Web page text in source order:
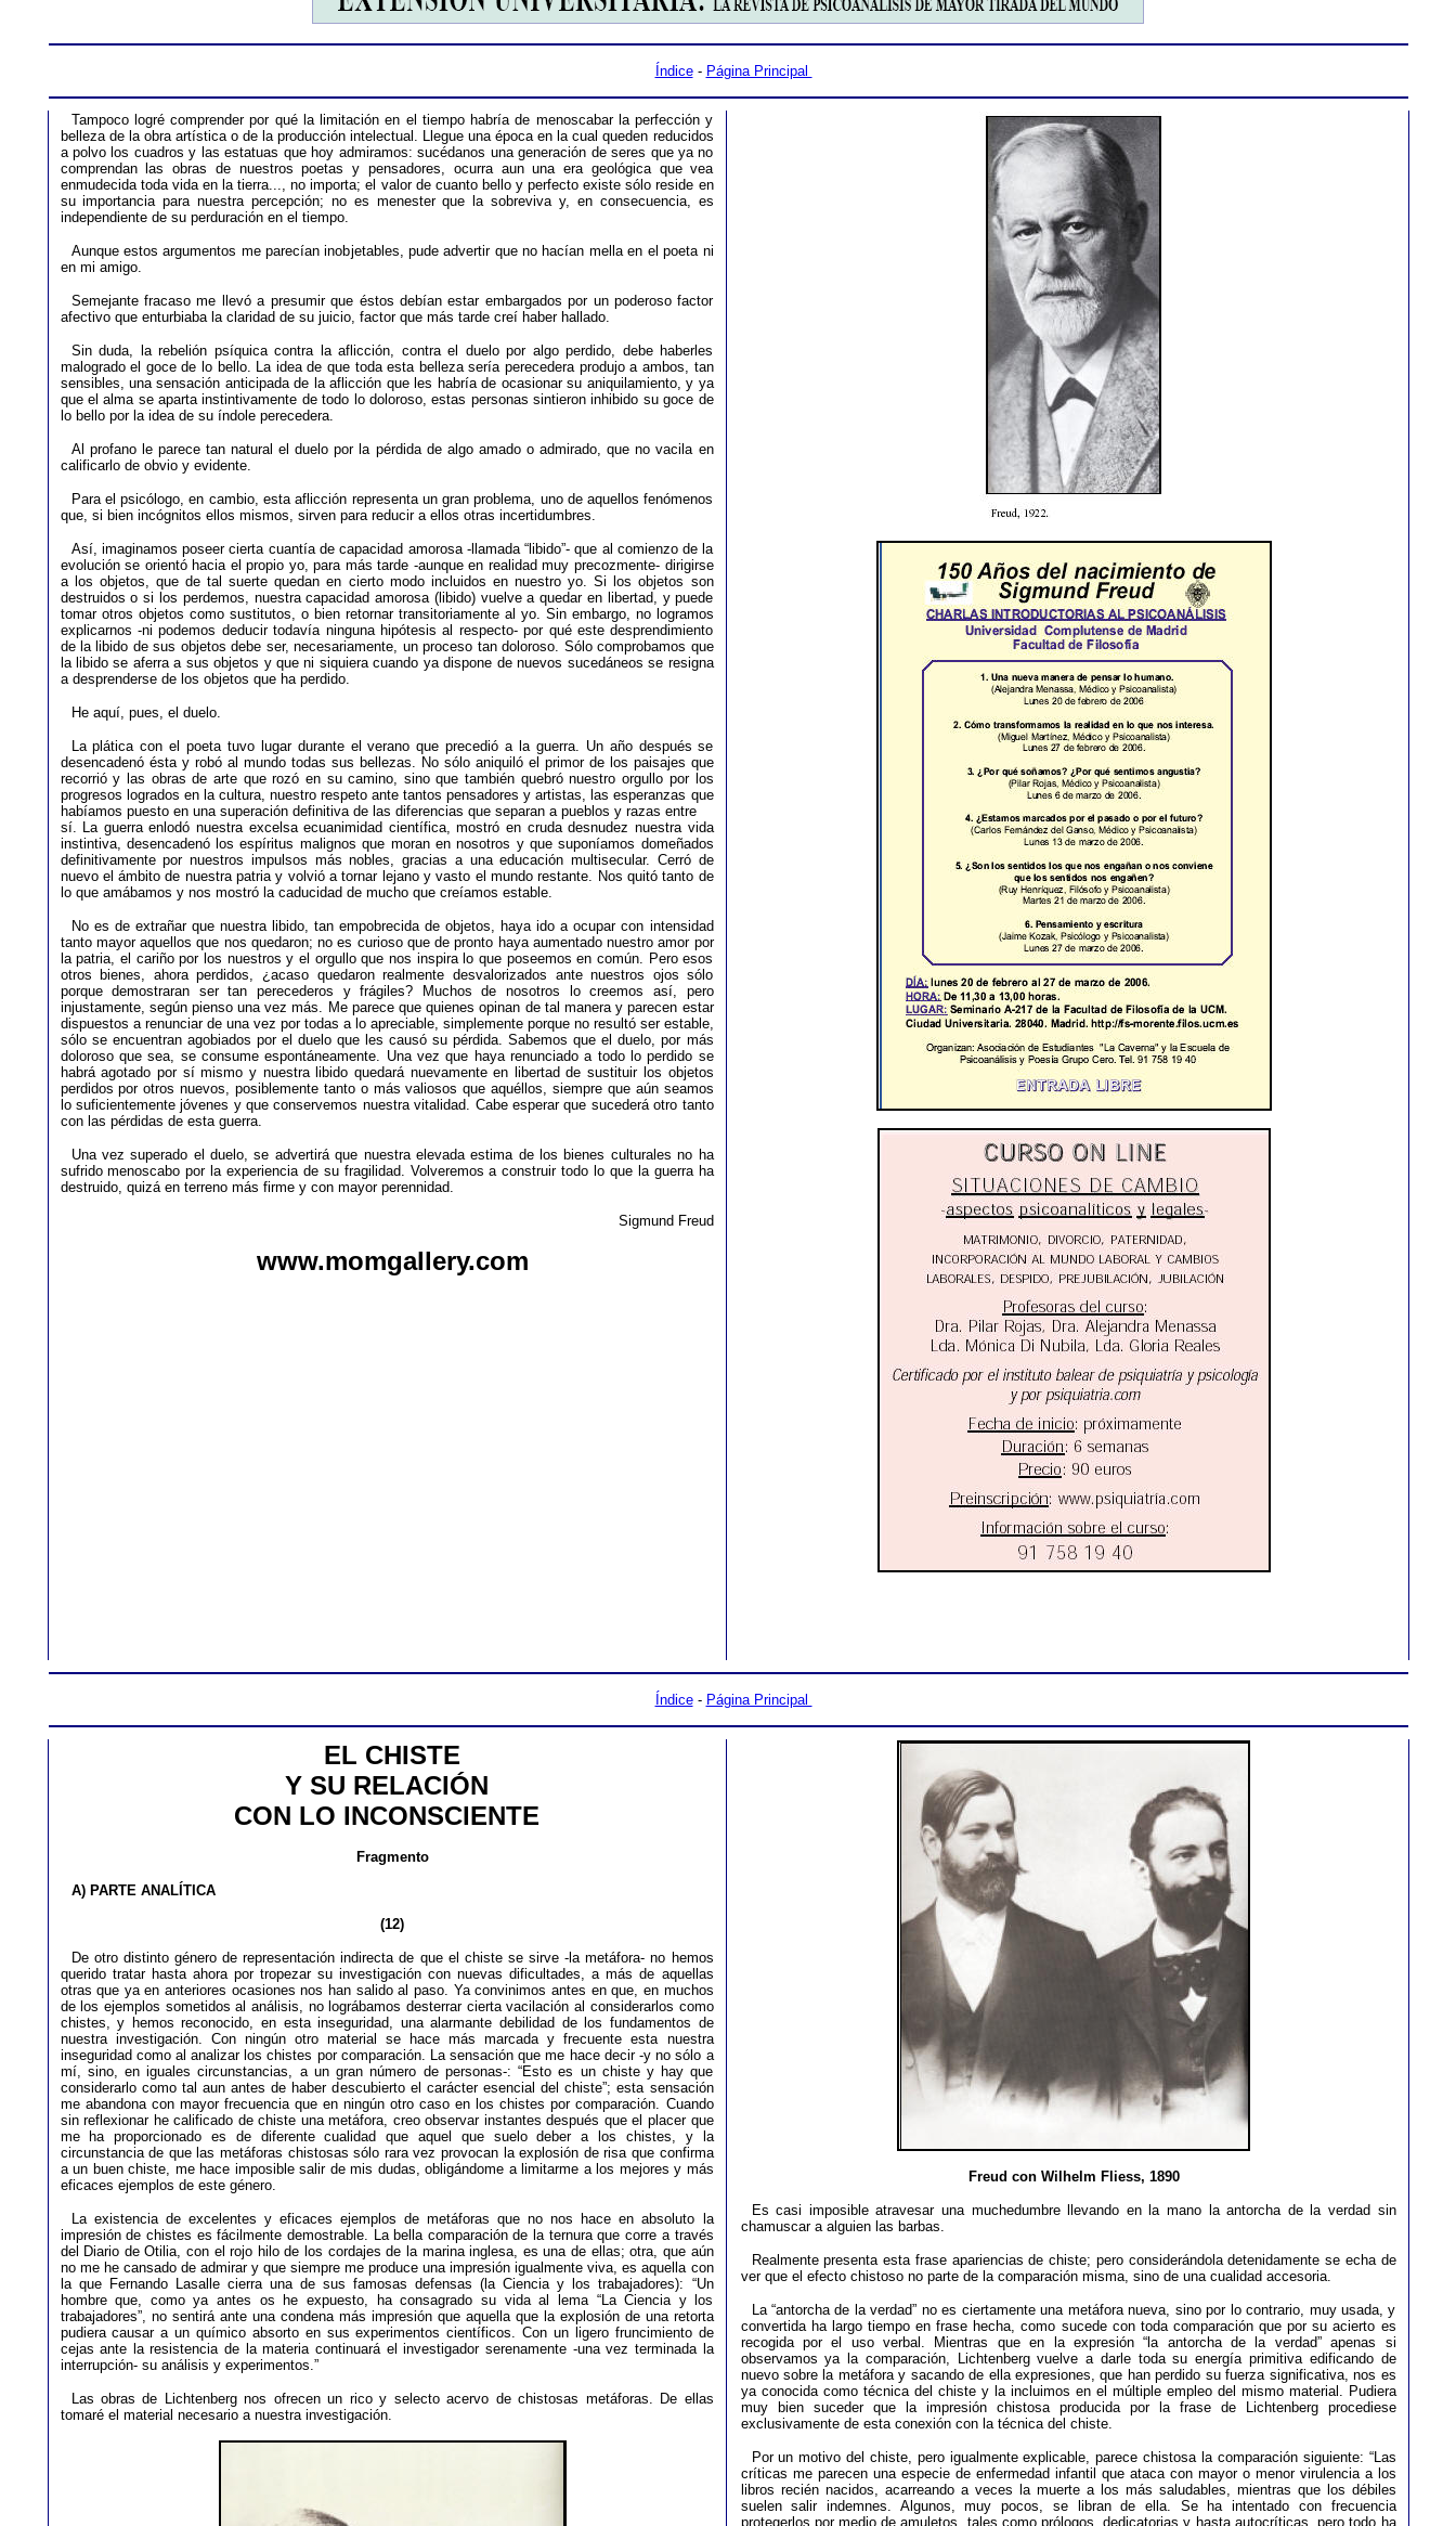
Índice- Página Principal
Tampoco logré comprender por qué la limitación en el tiempo habría de menoscabar la perfección y
belleza de la obra artística o de la producción intelectual. Llegue una época en la cual queden reducidos
a polvo los cuadros y las estatuas que hoy admiramos: sucédanos una generación de seres que ya no
comprendan las obras de nuestros poetas y pensadores, ocurra aun una era geológica que vea
enmudecida toda vida en la tierra..., no importa; el valor de cuanto bello y perfecto existe sólo reside en
su importancia para nuestra percepción; no es menester que la sobreviva y, en consecuencia, es
independiente de su perduración en el tiempo.
Aunque estos argumentos me parecían inobjetables, pude advertir que no hacían mella en el poeta ni
en mi amigo.
Semejante fracaso me llevó a presumir que éstos debían estar embargados por un poderoso factor
afectivo que enturbiaba la claridad de su juicio, factor que más tarde creí haber hallado.
Sin duda, la rebelión psíquica contra la aflicción, contra el duelo por algo perdido, debe haberles
malogrado el goce de lo bello. La idea de que toda esta belleza sería perecedera produjo a ambos, tan
sensibles, una sensación anticipada de la aflicción que les habría de ocasionar su aniquilamiento, y ya
que el alma se aparta instintivamente de todo lo doloroso, estas personas sintieron inhibido su goce de
lo bello por la idea de su índole perecedera.
Al profano le parece tan natural el duelo por la pérdida de algo amado o admirado, que no vacila en
calificarlo de obvio y evidente.
Para el psicólogo, en cambio, esta aflicción representa un gran problema, uno de aquellos fenómenos
que, si bien incógnitos ellos mismos, sirven para reducir a ellos otras incertidumbres.
Así, imaginamos poseer cierta cuantía de capacidad amorosa -llamada “libido”- que al comienzo de la
evolución se orientó hacia el propio yo, para más tarde -aunque en realidad muy precozmente- dirigirse
a los objetos, que de tal suerte quedan en cierto modo incluidos en nuestro yo. Si los objetos son
destruidos o si los perdemos, nuestra capacidad amorosa (libido) vuelve a quedar en libertad, y puede
tomar otros objetos como sustitutos, o bien retornar transitoriamente al yo. Sin embargo, no logramos
explicarnos -ni podemos deducir todavía ninguna hipótesis al respecto- por qué este desprendimiento
de la libido de sus objetos debe ser, necesariamente, un proceso tan doloroso. Sólo comprobamos que
la libido se aferra a sus objetos y que ni siquiera cuando ya dispone de nuevos sucedáneos se resigna
a desprenderse de los objetos que ha perdido.
He aquí, pues, el duelo.
La plática con el poeta tuvo lugar durante el verano que precedió a la guerra. Un año después se
desencadenó ésta y robó al mundo todas sus bellezas. No sólo aniquiló el primor de los paisajes que
recorrió y las obras de arte que rozó en su camino, sino que también quebró nuestro orgullo por los
progresos logrados en la cultura, nuestro respeto ante tantos pensadores y artistas, las esperanzas que
habíamos puesto en una superación definitiva de las diferencias que separan a pueblos y razas entre
sí. La guerra enlodó nuestra excelsa ecuanimidad científica, mostró en cruda desnudez nuestra vida
instintiva, desencadenó los espíritus malignos que moran en nosotros y que suponíamos domeñados
definitivamente por nuestros impulsos más nobles, gracias a una educación multisecular. Cerró de
nuevo el ámbito de nuestra patria y volvió a tornar lejano y vasto el mundo restante. Nos quitó tanto de
lo que amábamos y nos mostró la caducidad de mucho que creíamos estable.
No es de extrañar que nuestra libido, tan empobrecida de objetos, haya ido a ocupar con intensidad
tanto mayor aquellos que nos quedaron; no es curioso que de pronto haya aumentado nuestro amor por
la patria, el cariño por los nuestros y el orgullo que nos inspira lo que poseemos en común. Pero esos
otros bienes, ahora perdidos, ¿acaso quedaron realmente desvalorizados ante nuestros ojos sólo
porque demostraran ser tan perecederos y frágiles? Muchos de nosotros lo creemos así, pero
injustamente, según pienso una vez más. Me parece que quienes opinan de tal manera y parecen estar
dispuestos a renunciar de una vez por todas a lo apreciable, simplemente porque no resultó ser estable,
sólo se encuentran agobiados por el duelo que les causó su pérdida. Sabemos que el duelo, por más
doloroso que sea, se consume espontáneamente. Una vez que haya renunciado a todo lo perdido se
habrá agotado por sí mismo y nuestra libido quedará nuevamente en libertad de sustituir los objetos
perdidos por otros nuevos, posiblemente tanto o más valiosos que aquéllos, siempre que aún seamos
lo suficientemente jóvenes y que conservemos nuestra vitalidad. Cabe esperar que sucederá otro tanto
con las pérdidas de esta guerra.
Una vez superado el duelo, se advertirá que nuestra elevada estima de los bienes culturales no ha
sufrido menoscabo por la experiencia de su fragilidad. Volveremos a construir todo lo que la guerra ha
destruido, quizá en terreno más firme y con mayor perennidad.
Sigmund Freud
www.momgallery.com
Índice- Página Principal
EL CHISTE
Y SU RELACIÓN
CON LO INCONSCIENTE
Fragmento
A) PARTE ANALÍTICA
(12)
De otro distinto género de representación indirecta de que el chiste se sirve -la metáfora- no hemos
querido tratar hasta ahora por tropezar su investigación con nuevas dificultades, a más de aquellas
otras que ya en anteriores ocasiones nos han salido al paso. Ya convinimos antes en que, en muchos
de los ejemplos sometidos al análisis, no lográbamos desterrar cierta vacilación al considerarlos como
chistes, y hemos reconocido, en esta inseguridad, una alarmante debilidad de los fundamentos de
nuestra investigación. Con ningún otro material se hace más marcada y frecuente esta nuestra
inseguridad como al analizar los chistes por comparación. La sensación que me hace decir -y no sólo a
mí, sino, en iguales circunstancias, a un gran número de personas-: “Esto es un chiste y hay que
considerarlo como tal aun antes de haber descubierto el carácter esencial del chiste”; esta sensación
me abandona con mayor frecuencia que en ningún otro caso en los chistes por comparación. Cuando
sin reflexionar he calificado de chiste una metáfora, creo observar instantes después que el placer que
me ha proporcionado es de diferente cualidad que aquel que suelo deber a los chistes, y la
circunstancia de que las metáforas chistosas sólo rara vez provocan la explosión de risa que confirma
a un buen chiste, me hace imposible salir de mis dudas, obligándome a limitarme a los mejores y más
eficaces ejemplos de este género.
La existencia de excelentes y eficaces ejemplos de metáforas que no nos hace en absoluto la
impresión de chistes es fácilmente demostrable. La bella comparación de la ternura que corre a través
del Diario de Otilia, con el rojo hilo de los cordajes de la marina inglesa, es una de ellas; otra, que aún
no me he cansado de admirar y que siempre me produce una impresión igualmente viva, es aquella con
la que Fernando Lasalle cierra una de sus famosas defensas (la Ciencia y los trabajadores): “Un
hombre que, como ya antes os he expuesto, ha consagrado su vida al lema “La Ciencia y los
trabajadores”, no sentirá ante una condena más impresión que aquella que la explosión de una retorta
pudiera causar a un químico absorto en sus experimentos científicos. Con un ligero fruncimiento de
cejas ante la resistencia de la materia continuará el investigador serenamente -una vez terminada la
interrupción- su análisis y experimentos.”
Las obras de Lichtenberg nos ofrecen un rico y selecto acervo de chistosas metáforas. De ellas
tomaré el material necesario a nuestra investigación.
Freud con Wilhelm Fliess, 1890
Es casi imposible atravesar una muchedumbre llevando en la mano la antorcha de la verdad sin
chamuscar a alguien las barbas.
Realmente presenta esta frase apariencias de chiste; pero considerándola detenidamente se echa de
ver que el efecto chistoso no parte de la comparación misma, sino de una cualidad accesoria.
La “antorcha de la verdad” no es ciertamente una metáfora nueva, sino por lo contrario, muy usada, y
convertida ha largo tiempo en frase hecha, como sucede con toda comparación que por su acierto es
recogida por el uso verbal. Mientras que en la expresión “la antorcha de la verdad” apenas si
observamos ya la comparación, Lichtenberg vuelve a darle toda su energía primitiva edificando de
nuevo sobre la metáfora y sacando de ella expresiones, que han perdido su fuerza significativa, nos es
ya conocida como técnica del chiste y la incluimos en el múltiple empleo del mismo material. Pudiera
muy bien suceder que la impresión chistosa producida por la frase de Lichtenberg procediese
exclusivamente de esta conexión con la técnica del chiste.
Por un motivo del chiste, pero igualmente explicable, parece chistosa la comparación siguiente: “Las
críticas me parecen una especie de enfermedad infantil que ataca con mayor o menor virulencia a los
libros recién nacidos, acarreando a veces la muerte a los más saludables, mientras que los débiles
suelen salir indemnes. Algunos, muy pocos, se libran de ella. Se ha intentado con frecuencia
protegerlos por medio de amuletos, tales como prólogos, dedicatorias y hasta autocríticas, pero todo ha